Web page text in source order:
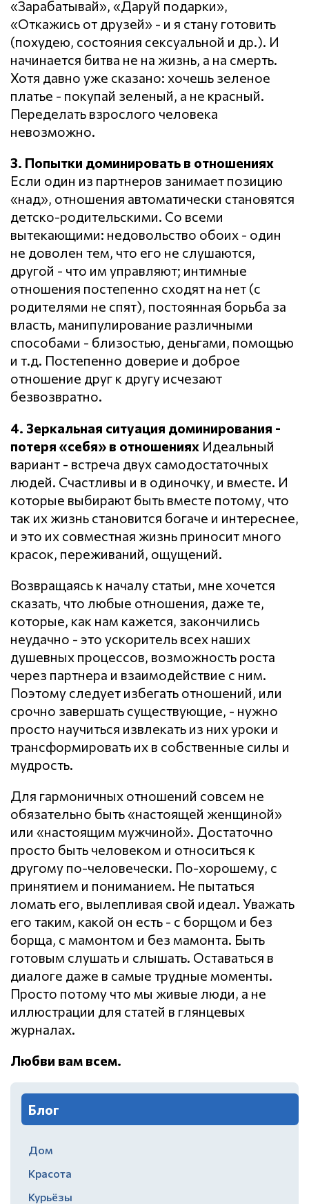
«Зарабатывай», «Даруй подарки»,
«Откажись от друзей» - и я стану готовить
(похудею, состояния сексуальной и др.). И
начинается битва не на жизнь, а на смерть.
Хотя давно уже сказано: хочешь зеленое
платье - покупай зеленый, а не красный.
Переделать взрослого человека
невозможно.
3. Попытки доминировать в отношениях
Если один из партнеров занимает позицию
«над», отношения автоматически становятся
детско-родительскими. Со всеми
вытекающими: недовольство обоих - один
не доволен тем, что его не слушаются,
другой - что им управляют; интимные
отношения постепенно сходят на нет (с
родителями не спят), постоянная борьба за
власть, манипулирование различными
способами - близостью, деньгами, помощью
и т.д. Постепенно доверие и доброе
отношение друг к другу исчезают
безвозвратно.
4. Зеркальная ситуация доминирования -
потеря «себя» в отношениях Идеальный
вариант - встреча двух самодостаточных
людей. Счастливы и в одиночку, и вместе. И
которые выбирают быть вместе потому, что
так их жизнь становится богаче и интереснее,
и это их совместная жизнь приносит много
красок, переживаний, ощущений.
Возвращаясь к началу статьи, мне хочется
сказать, что любые отношения, даже те,
которые, как нам кажется, закончились
неудачно - это ускоритель всех наших
душевных процессов, возможность роста
через партнера и взаимодействие с ним.
Поэтому следует избегать отношений, или
срочно завершать существующие, - нужно
просто научиться извлекать из них уроки и
трансформировать их в собственные силы и
мудрость.
Для гармоничных отношений совсем не
обязательно быть «настоящей женщиной»
или «настоящим мужчиной». Достаточно
просто быть человеком и относиться к
другому по-человечески. По-хорошему, с
принятием и пониманием. Не пытаться
ломать его, вылепливая свой идеал. Уважать
его таким, какой он есть - с борщом и без
борща, с мамонтом и без мамонта. Быть
готовым слушать и слышать. Оставаться в
диалоге даже в самые трудные моменты.
Просто потому что мы живые люди, а не
иллюстрации для статей в глянцевых
журналах.
Любви вам всем.
Блог
Дом
Красота
Курьёзы